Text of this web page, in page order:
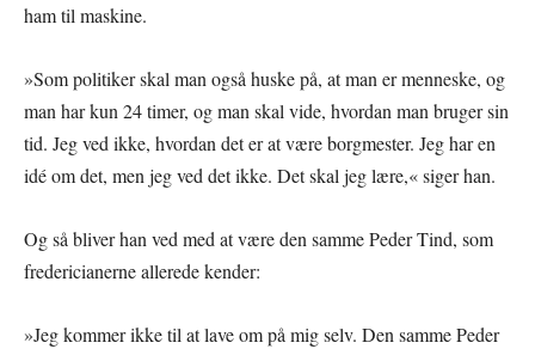
ham til maskine.
»Som politiker skal man også huske på, at man er menneske, og
man har kun 24 timer, og man skal vide, hvordan man bruger sin
tid. Jeg ved ikke, hvordan det er at være borgmester. Jeg har en
idé om det, men jeg ved det ikke. Det skal jeg lære,« siger han.
Og så bliver han ved med at være den samme Peder Tind, som
fredericianerne allerede kender:
»Jeg kommer ikke til at lave om på mig selv. Den samme Peder